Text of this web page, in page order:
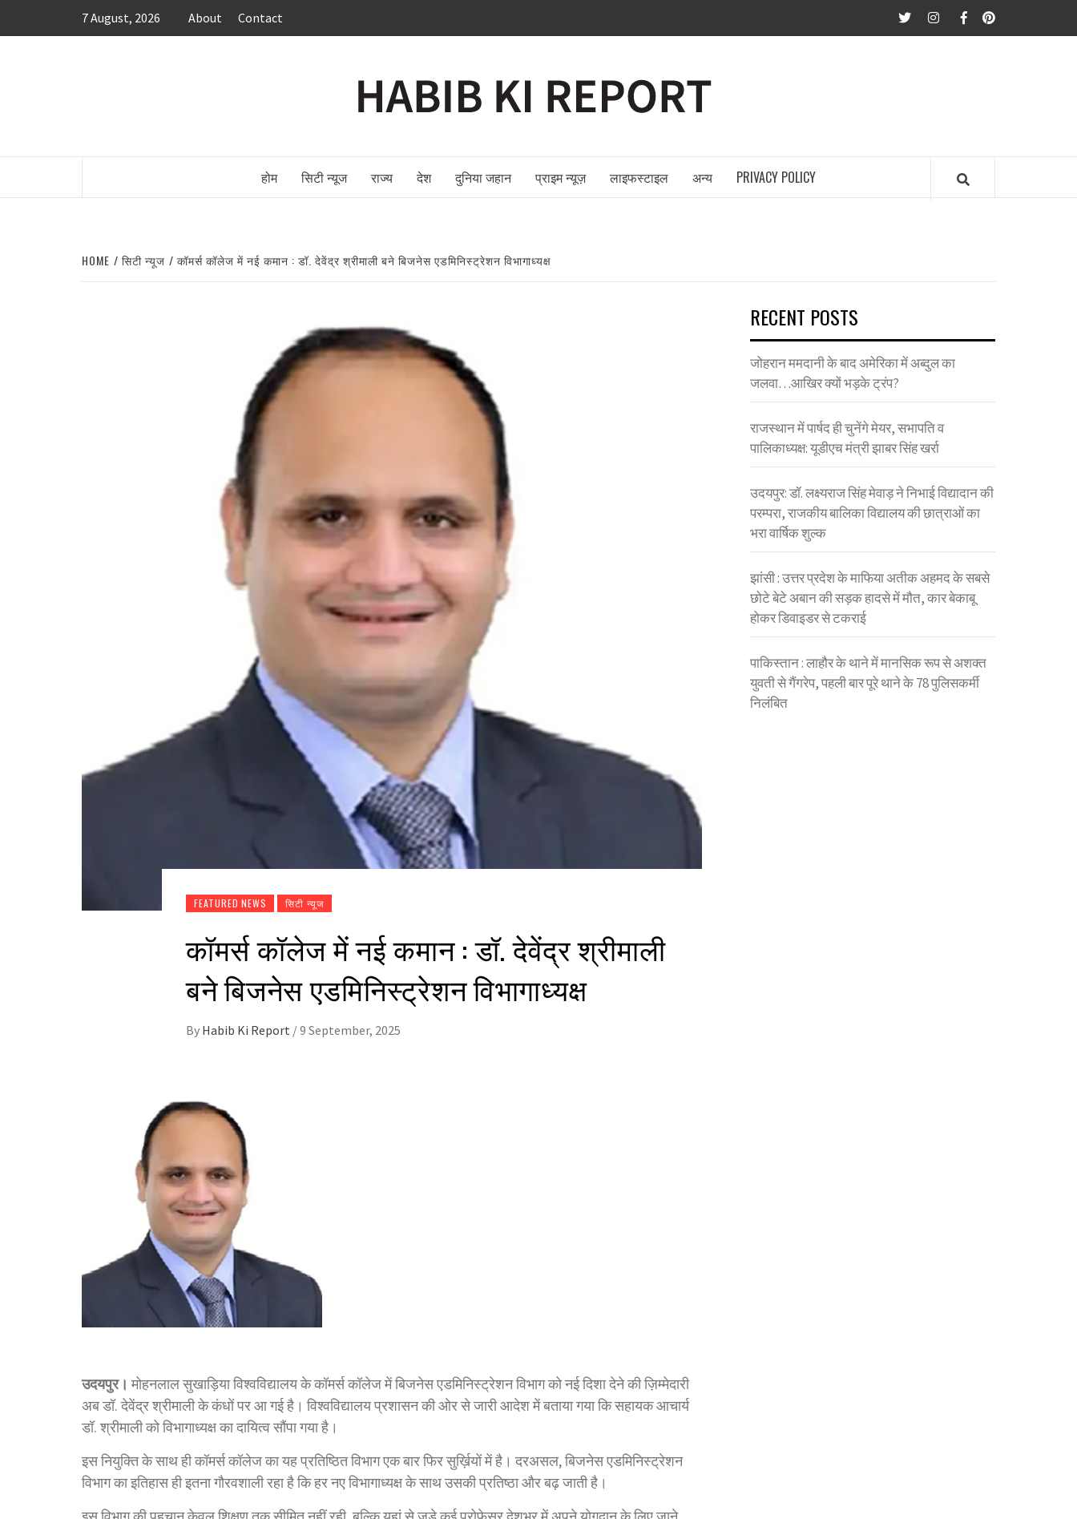
7 August, 2026 About Contact twitterInstagram
FacebookPinterest
होम सिटी न्यूज राज्य देश दुनिया जहान प्राइम न्यूज़ लाइफस्टाइल अन्य PRIVACY POLICY
HOME सिटी न्यूज कॉमर्स कॉलेज में नई कमान : डॉ. देवेंद्र श्रीमाली बने बिजनेस एडमिनिस्ट्रेशन विभागाध्यक्ष
FEATURED NEWS सिटी न्यूज
कॉमर्स कॉलेज में नई कमान : डॉ. देवेंद्र श्रीमाली
बने बिजनेस एडमिनिस्ट्रेशन विभागाध्यक्ष
By Habib Ki Report /9 September, 2025
उदयपुर। मोहनलाल सुखाड़िया विश्वविद्यालय के कॉमर्स कॉलेज में बिजनेस एडमिनिस्ट्रेशन विभाग को नई दिशा देने की ज़िम्मेदारी
अब डॉ. देवेंद्र श्रीमाली के कंधों पर आ गई है। विश्वविद्यालय प्रशासन की ओर से जारी आदेश में बताया गया कि सहायक आचार्य
डॉ. श्रीमाली को विभागाध्यक्ष का दायित्व सौंपा गया है।
इस नियुक्ति के साथ ही कॉमर्स कॉलेज का यह प्रतिष्ठित विभाग एक बार फिर सुर्ख़ियों में है। दरअसल, बिजनेस एडमिनिस्ट्रेशन
विभाग का इतिहास ही इतना गौरवशाली रहा है कि हर नए विभागाध्यक्ष के साथ उसकी प्रतिष्ठा और बढ़ जाती है।
RECENT POSTS
जोहरान ममदानी के बाद अमेरिका में अब्दुल का
जलवा…आखिर क्यों भड़के ट्रंप?
राजस्थान में पार्षद ही चुनेंगे मेयर, सभापति व
पालिकाध्यक्ष: यूडीएच मंत्री झाबर सिंह खर्रा
उदयपुर: डॉ. लक्ष्यराज सिंह मेवाड़ ने निभाई विद्यादान की
परम्परा, राजकीय बालिका विद्यालय की छात्राओं का
भरा वार्षिक शुल्क
झांसी : उत्तर प्रदेश के माफिया अतीक अहमद के सबसे
छोटे बेटे अबान की सड़क हादसे में मौत, कार बेकाबू
होकर डिवाइडर से टकराई
पाकिस्तान : लाहौर के थाने में मानसिक रूप से अशक्त
युवती से गैंगरेप, पहली बार पूरे थाने के 78 पुलिसकर्मी
निलंबित